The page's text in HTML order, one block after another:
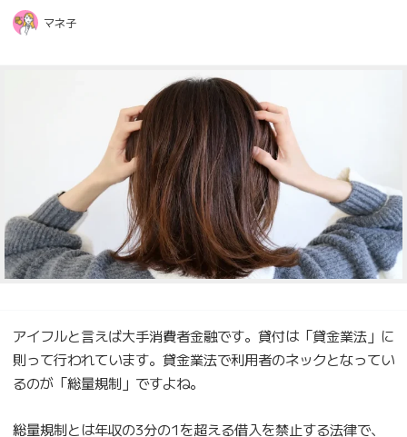
マネ子
アイフルと言えば大手消費者金融です。貸付は「貸金業法」に
則って行われています。貸金業法で利用者のネックとなってい
るのが「総量規制」ですよね。
総量規制とは年収の3分の1を超える借入を禁止する法律で、